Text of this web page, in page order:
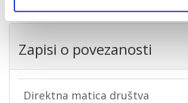
Zapisi o povezanosti
Direktna matica društva